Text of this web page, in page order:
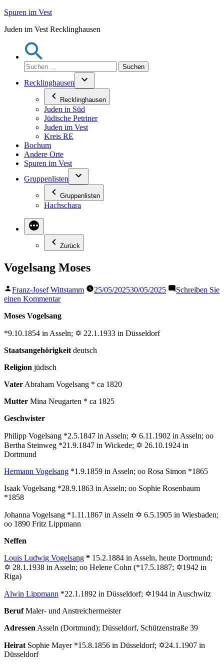
Zum
springen
Spuren im Vest
Juden im Vest Recklinghausen
Suchen
nach:
Recklinghausen
Recklinghausen
Juden in Süd
Jüdische Petriner
Juden im Vest
Kreis RE
Bochum
Andere Orte
Spuren im Vest
Gruppenlisten
Gruppenlisten
Hachschara
Zurück
Vogelsang Moses
Veröffentlicht
von
Franz-Josef Wittstamm 25/05/202530/05/2025
Schreiben Sie
einen Kommentarzu
Moses
Moses Vogelsang
*9.10.1854 in Asseln; ✡ 22.1.1933 in Düsseldorf
Staatsangehörigkeit deutsch
Religion jüdisch
Vater Abraham Vogelsang * ca 1820
Mutter Mina Neugarten * ca 1825
Geschwister
Philipp Vogelsang *2.5.1847 in Asseln; ✡ 6.11.1902 in Asseln; oo
Bertha Steinweg *21.9.1847 in Wickede; ✡ 26.10.1924 in
Dortmund
Hermann Vogelsang *1.9.1859 in Asseln; oo Rosa Simon *1865
Isaak Vogelsang *28.9.1863 in Asseln; oo Sophie Rosenbaum
*1858
Johanna Vogelsang *1.11.1867 in Asseln ✡ 6.5.1905 in Wiesbaden;
oo 1890 Fritz Lippmann
Neffen
Louis Ludwig Vogelsang * 15.2.1884 in Asseln, heute Dortmund;
✡ 28.1.1938 in Asseln; oo Helene Cohn (*17.5.1887; ✡1942 in
Riga)
Alwin Lippmann *22.1.1892 in Düsseldorf; ✡1944 in Auschwitz
BerufMaler- und Anstreichermeister
Adressen Asseln (Dortmund); Düsseldorf, Schützenstraße 39
Heirat Sophie Mayer *15.8.1856 in Düsseldorf; ✡24.1.1907 in
Düsseldorf